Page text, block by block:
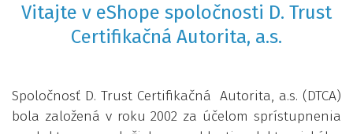
Vitajte v eShope spoločnosti D. Trust
Certifikačná Autorita, a.s.
Spoločnosť D. Trust Certifikačná Autorita, a.s. (DTCA)
bola založená v roku 2002 za účelom sprístupnenia